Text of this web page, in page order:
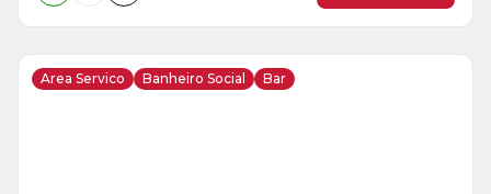
Area Servico Banheiro Social Bar